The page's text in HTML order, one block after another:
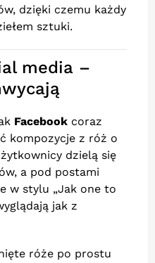
dzięki czemu każdy
sztuki.
media –
Facebook coraz
kompozycje z róż o
dzielą się
a pod postami
w stylu „Jak one to
jak z
róże po prostu